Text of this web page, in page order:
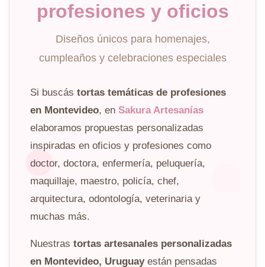
profesiones y oficios
Diseños únicos para homenajes,
cumpleaños y celebraciones especiales
Si buscás tortas temáticas de profesiones
en Montevideo, en Sakura Artesanías
elaboramos propuestas personalizadas
inspiradas en oficios y profesiones como
doctor, doctora, enfermería, peluquería,
maquillaje, maestro, policía, chef,
arquitectura, odontología, veterinaria y
muchas más.
Nuestras tortas artesanales personalizadas
en Montevideo, Uruguayestán pensadas